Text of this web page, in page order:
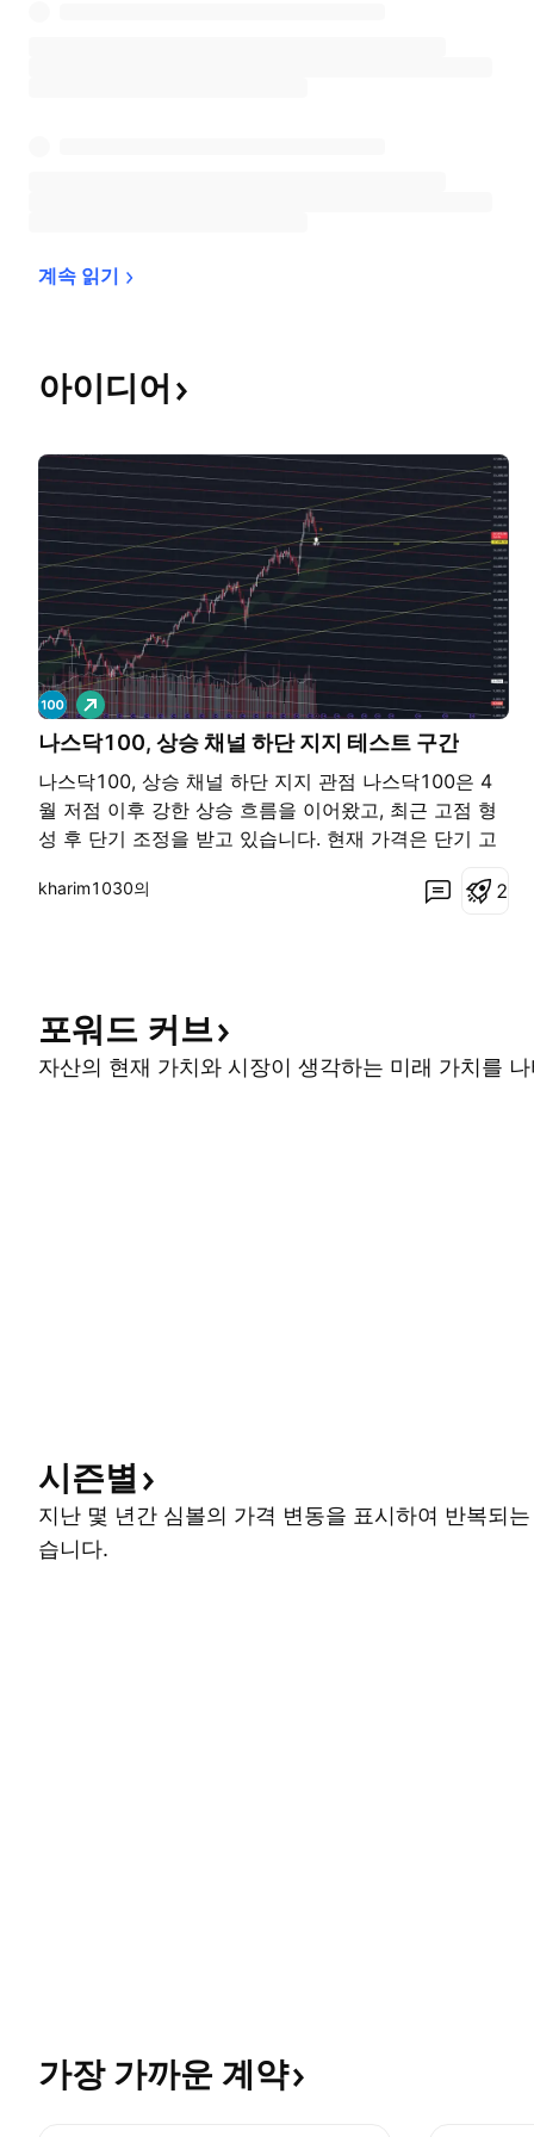
계속 읽기
아이디어
나스닥100, 상승 채널 하단 지지 테스트 구간
나스닥100, 상승 채널 하단 지지 관점 나스닥100은 4
월 저점 이후 강한 상승 흐름을 이어왔고, 최근 고점 형
성 후 단기 조정을 받고 있습니다. 현재 가격은 단기 고
모습은 아니라고 보고 있습니다. 오히려 현재 구간은 이
간은 상승 채널 하단과 이전 돌파 구간이 겹치는 자리로
보이며, 가격이 이
롱
kharim1030의 2
포워드 커브
자산의 현재 가치와 시장이 생각하는 미래 가치를
시즌별
지난 몇 년간 심볼의 가격 변동을 표시하여 반복되
습니다.
가장 가까운 계약